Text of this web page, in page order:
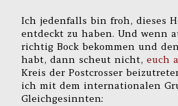
Ich jedenfalls bin froh, dieses
entdeckt zu haben. Und wenn
richtig Bock bekommen und
habt, dann scheut nicht, euch
Kreis der Postcrosser
ich mit dem internationalen
Gleichgesinnten: